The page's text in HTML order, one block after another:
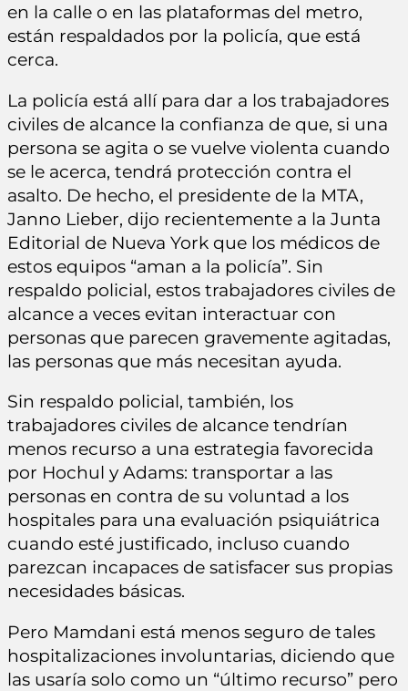
en la calle o en las plataformas del metro,
están respaldados por la policía, que está
cerca.
La policía está allí para dar a los trabajadores
civiles de alcance la confianza de que, si una
persona se agita o se vuelve violenta cuando
se le acerca, tendrá protección contra el
asalto. De hecho, el presidente de la MTA,
Janno Lieber, dijo recientemente a la Junta
Editorial de Nueva York que los médicos de
estos equipos “aman a la policía”. Sin
respaldo policial, estos trabajadores civiles de
alcance a veces evitan interactuar con
personas que parecen gravemente agitadas,
las personas que más necesitan ayuda.
Sin respaldo policial, también, los
trabajadores civiles de alcance tendrían
menos recurso a una estrategia favorecida
por Hochul y Adams: transportar a las
personas en contra de su voluntad a los
hospitales para una evaluación psiquiátrica
cuando esté justificado, incluso cuando
parezcan incapaces de satisfacer sus propias
necesidades básicas.
Pero Mamdani está menos seguro de tales
hospitalizaciones involuntarias, diciendo que
las usaría solo como un “último recurso” pero